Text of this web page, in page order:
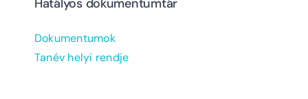
Dokumentumok
Tanév helyi rendje